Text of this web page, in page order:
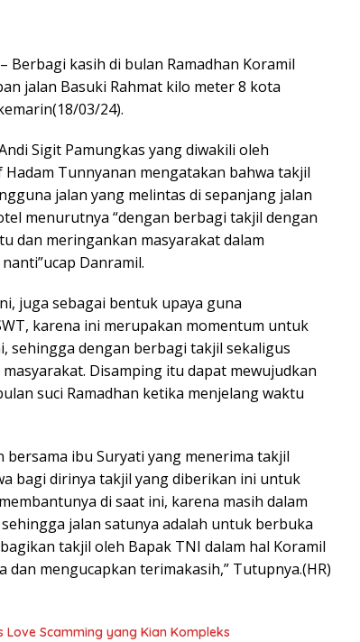
kasih di bulan Ramadhan Koramil
jalan Basuki Rahmat kilo meter 8 kota
03/24).
Sigit Pamungkas yang diwakili oleh
Tunnyanan mengatakan bahwa takjil
jalan yang melintas di sepanjang jalan
menurutnya “dengan berbagi takjil dengan
dan meringankan masyarakat dalam
Danramil.
juga sebagai bentuk upaya guna
karena ini merupakan momentum untuk
sehingga dengan berbagi takjil sekaligus
Disamping itu dapat mewujudkan
suci Ramadhan ketika menjelang waktu
bersama ibu Suryati yang menerima takjil
bagi dirinya takjil yang diberikan ini untuk
di saat ini, karena masih dalam
jalan satunya adalah untuk berbuka
takjil oleh Bapak TNI dalam hal Koramil
mengucapkan terimakasih,” Tutupnya.(HR)
Scamming yang Kian Kompleks